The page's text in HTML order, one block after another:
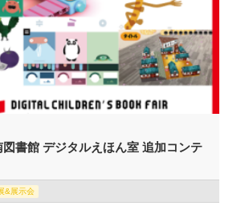
書館 デジタルえほん室 追加コンテ
&展示会